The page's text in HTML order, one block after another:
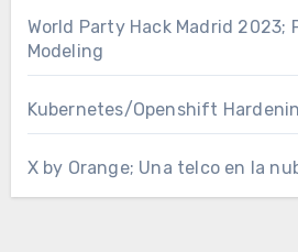
World Party Hack Madrid 2023;
Modeling
Kubernetes/Openshift
X by Orange; Una telco en la